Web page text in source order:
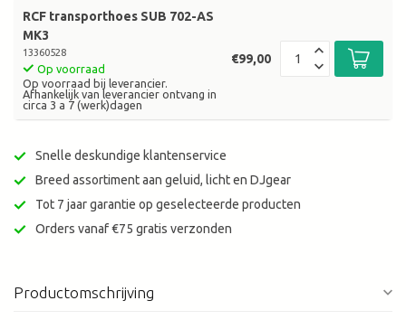
RCF transporthoes SUB 702-AS
MK3
13360528
Op voorraad
Op voorraad bij leverancier.
Afhankelijk van leverancier ontvang in
circa 3 a 7 (werk)dagen
€99,00
Snelle deskundige klantenservice
Breed assortiment aan geluid, licht en DJgear
Tot 7 jaar garantie op geselecteerde producten
Orders vanaf €75 gratis verzonden
Productomschrijving